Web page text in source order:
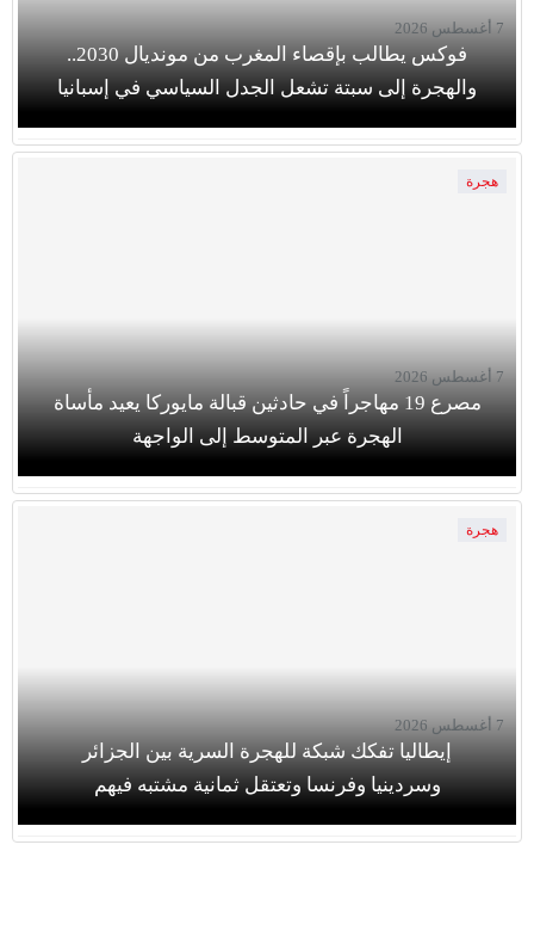
فوكس يطالب بإقصاء المغرب من مونديال 2030..
والهجرة إلى سبتة تشعل الجدل السياسي في إسبانيا
7 أغسطس 2026
هجرة
مصرع 19 مهاجراً في حادثين قبالة مايوركا يعيد مأساة
الهجرة عبر المتوسط إلى الواجهة
7 أغسطس 2026
هجرة
إيطاليا تفكك شبكة للهجرة السرية بين الجزائر
وسردينيا وفرنسا وتعتقل ثمانية مشتبه فيهم
7 أغسطس 2026